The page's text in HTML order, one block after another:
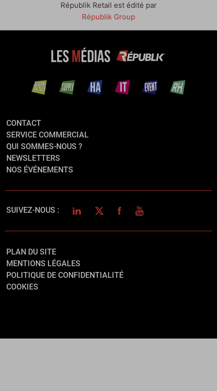
Républik Retail est édité par
Républik Group
CONTACT
SERVICE COMMERCIAL
QUI SOMMES-NOUS ?
NEWSLETTERS
NOS ÉVÉNEMENTS
SUIVEZ-NOUS : LINKEDINTWITTERFACEBOOK
YOUTUBE
PLAN DU SITE
MENTIONS LÉGALES
POLITIQUE DE CONFIDENTIALITÉ
COOKIES